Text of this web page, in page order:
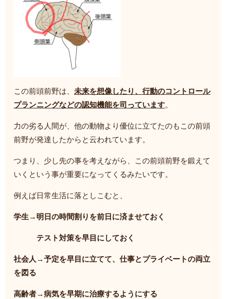
この前頭前野は、未来を想像したり、行動のコントロール
プランニングなどの認知機能を司っています。
力の劣る人間が、他の動物より優位に立てたのもこの前頭
前野が発達したからと云われています。
つまり、少し先の事を考えながら、この前頭前野を鍛えて
いくという事が重要になってくるみたいです。
例えば日常生活に落としこむと、
学生→明日の時間割りを前日に済ませておく
テスト対策を早目にしておく
社会人→予定を早目に立てて、仕事とプライベートの両立
を図る
高齢者→病気を早期に治療するようにする